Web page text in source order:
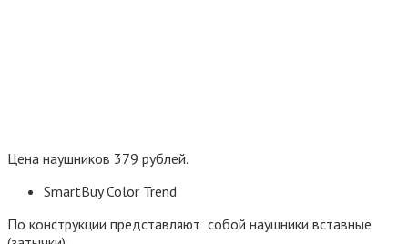
Цена наушников 379 рублей.
SmartBuy Color Trend
По конструкции представляют собой наушники вставные